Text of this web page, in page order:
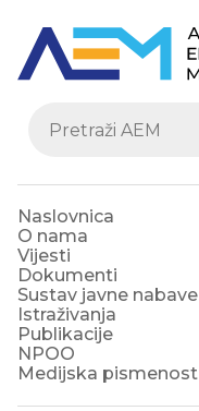
Naslovnica
O nama
Vijesti
Dokumenti
Sustav javne nabave
Istraživanja
Publikacije
NPOO
Medijska pismenost